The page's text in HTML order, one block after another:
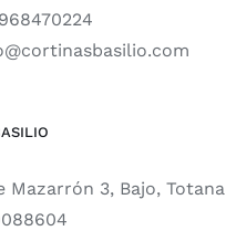
968470224
Mazarrón 3, Bajo, Totana